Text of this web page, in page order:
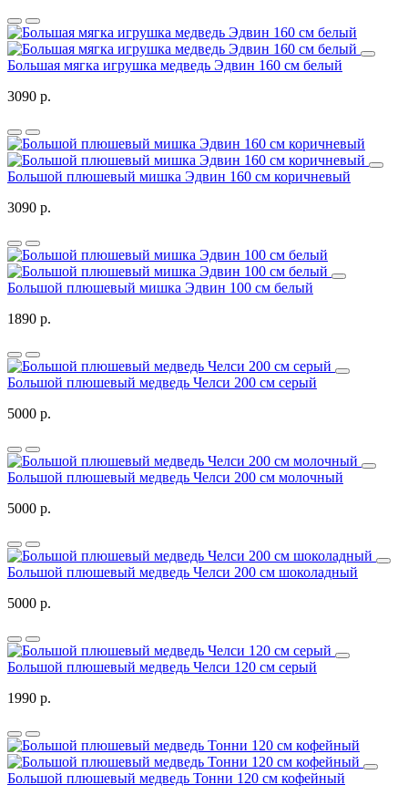
Большая мягка игрушка медведь Эдвин 160 см белый
3090 р.
Большой плюшевый мишка Эдвин 160 см коричневый
3090 р.
Большой плюшевый мишка Эдвин 100 см белый
1890 р.
Большой плюшевый медведь Челси 200 см серый
5000 р.
Большой плюшевый медведь Челси 200 см молочный
5000 р.
Большой плюшевый медведь Челси 200 см шоколадный
5000 р.
Большой плюшевый медведь Челси 120 см серый
1990 р.
Большой плюшевый медведь Тонни 120 см кофейный